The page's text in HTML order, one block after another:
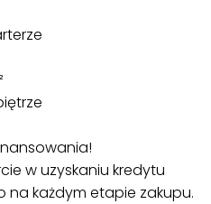
w uzyskaniu kredytu
każdym etapie zakupu.